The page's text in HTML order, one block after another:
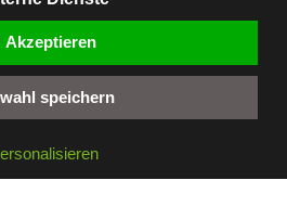
PINTEREST
EMAIL
| powered byECKER Digital IT Solutions
Akzeptieren
speichern